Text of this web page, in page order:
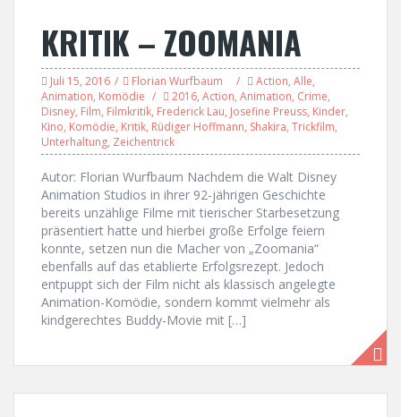
KRITIK – ZOOMANIA
Juli 15, 2016 Florian Wurfbaum Action, Alle,
Animation, Komödie 2016, Action, Animation, Crime,
Disney, Film, Filmkritik, Frederick Lau, Josefine Preuss, Kinder,
Kino, Komödie, Kritik, Rüdiger Hoffmann, Shakira, Trickfilm,
Unterhaltung, Zeichentrick
Autor: Florian Wurfbaum Nachdem die Walt Disney
Animation Studios in ihrer 92-jährigen Geschichte
bereits unzählige Filme mit tierischer Starbesetzung
präsentiert hatte und hierbei große Erfolge feiern
konnte, setzen nun die Macher von „Zoomania“
ebenfalls auf das etablierte Erfolgsrezept. Jedoch
entpuppt sich der Film nicht als klassisch angelegte
Animation-Komödie, sondern kommt vielmehr als
kindgerechtes Buddy-Movie mit […]